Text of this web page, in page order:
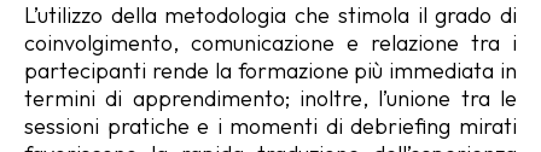
L’utilizzo della metodologia che stimola il grado di
coinvolgimento, comunicazione e relazione tra i
partecipanti rende la formazione più immediata in
termini di apprendimento; inoltre, l’unione tra le
sessioni pratiche e i momenti di debriefing mirati